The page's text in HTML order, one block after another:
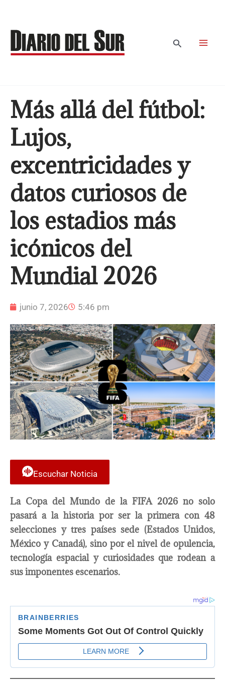
contenido
Buscar
Más allá del fútbol:
Lujos,
excentricidades y
datos curiosos de
los estadios más
icónicos del
Mundial 2026
junio 7, 2026 5:46 pm
Escuchar Noticia
La Copa del Mundo de la FIFA 2026 no solo
pasará a la historia por ser la primera con 48
selecciones y tres países sede (Estados Unidos,
México y Canadá), sino por el nivel de opulencia,
tecnología espacial y curiosidades que rodean a
sus imponentes escenarios.